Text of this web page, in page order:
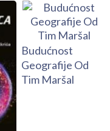
Budućnost
Geografije Od
Tim Maršal